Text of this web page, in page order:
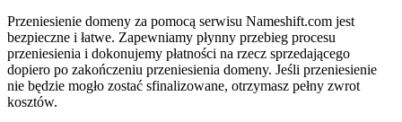
Przeniesienie domeny za pomocą serwisu Nameshift.com jest
bezpieczne i łatwe. Zapewniamy płynny przebieg procesu
przeniesienia i dokonujemy płatności na rzecz sprzedającego
dopiero po zakończeniu przeniesienia domeny. Jeśli przeniesienie
nie będzie mogło zostać sfinalizowane, otrzymasz pełny zwrot
kosztów.